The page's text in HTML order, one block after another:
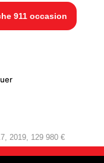
911 occasion
2019, 129 980 €